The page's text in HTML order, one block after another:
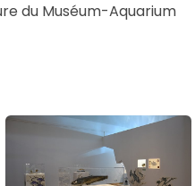
du Muséum-Aquarium